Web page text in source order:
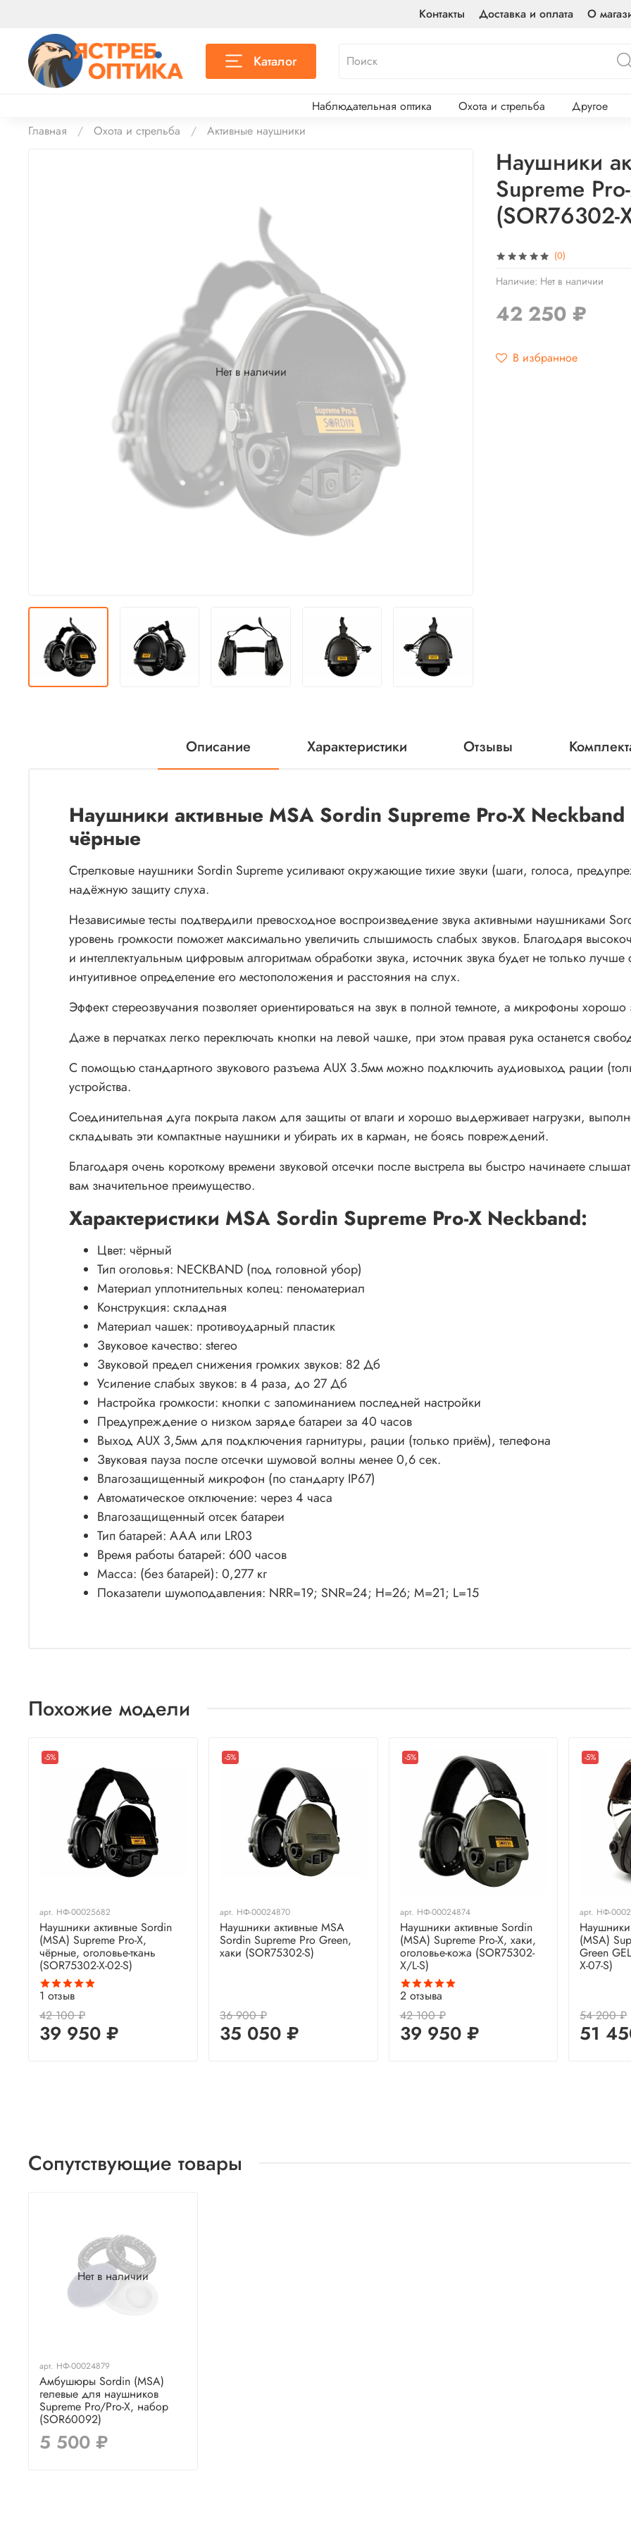
Контакты Доставка и оплата О
Каталог
Наблюдательная оптика Охота и стрельба
Другое
Главная
Охота и стрельба Активные наушники
Нет в наличии
(0)
Наличие: Нет в наличии
Наушники
Supreme
(SOR76302-
42 250 ₽
В избранное
Описание Характеристики Отзывы
Наушники активные MSA Sordin Supreme Pro-X
чёрные
Стрелковые наушники Sordin Supreme усиливают окружающие тихие звуки (шаги, голоса,
надёжную защиту слуха.
Независимые тесты подтвердили превосходное воспроизведение звука активными наушниками
уровень громкости поможет максимально увеличить слышимость слабых звуков. Благодаря
и интеллектуальным цифровым алгоритмам обработки звука, источник звука будет не только
интуитивное определение его местоположения и расстояния на слух.
Эффект стереозвучания позволяет ориентироваться на звук в полной темноте, а микрофоны
Даже в перчатках легко переключать кнопки на левой чашке, при этом правая рука останется
С помощью стандартного звукового разъема AUX 3.5мм можно подключить аудиовыход рации
устройства.
Соединительная дуга покрыта лаком для защиты от влаги и хорошо выдерживает нагрузки,
складывать эти компактные наушники и убирать их в карман, не боясь повреждений.
Благодаря очень короткому времени звуковой отсечки после выстрела вы быстро начинаете
вам значительное преимущество.
Характеристики MSA Sordin Supreme Pro-X Neckband:
Цвет: чёрный
Тип оголовья: NECKBAND (под головной убор)
Материал уплотнительных колец: пеноматериал
Конструкция: складная
Материал чашек: противоударный пластик
Звуковое качество: stereo
Звуковой предел снижения громких звуков: 82 Дб
Усиление слабых звуков: в 4 раза, до 27 Дб
Настройка громкости: кнопки с запоминанием последней настройки
Предупреждение о низком заряде батареи за 40 часов
Выход AUX 3,5мм для подключения гарнитуры, рации (только приём), телефона
Звуковая пауза после отсечки шумовой волны менее 0,6 сек.
Влагозащищенный микрофон (по стандарту IP67)
Автоматическое отключение: через 4 часа
Влагозащищенный отсек батареи
Тип батарей: ААА или LR03
Время работы батарей: 600 часов
Масса: (без батарей): 0,277 кг
Показатели шумоподавления: NRR=19; SNR=24; H=26; M=21; L=15
Похожие модели
-5%
арт. НФ-00025682
Наушники активные Sordin
(MSA) Supreme Pro-X,
чёрные, оголовье-ткань
(SOR75302-X-02-S)
1 отзыв
42 100 ₽
39 950 ₽
-5%
арт. НФ-00024870
Наушники активные MSA
Sordin Supreme Pro Green,
хаки (SOR75302-S)
36 900 ₽
35 050 ₽
-5%
арт. НФ-00024874
Наушники активные Sordin
(MSA) Supreme Pro-X, хаки,
оголовье-кожа (SOR75302-
X/L-S)
2 отзыва
42 100 ₽
39 950 ₽
-5%
арт. НФ-
(MSA)
Green
X-07-S)
54 200 ₽
51
Сопутствующие товары
Нет в наличии
арт. НФ-00024879
Амбушюры Sordin (MSA)
гелевые для наушников
Supreme Pro/Pro-X, набор
(SOR60092)
5 500 ₽